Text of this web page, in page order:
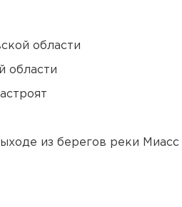
области
области
из берегов реки Миасс